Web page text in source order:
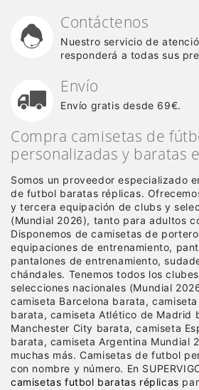
Contáctenos
Nuestro servicio de
responderá a todas sus
Envío
Envío gratis desde 69€.
Compra camisetas de
personalizadas y baratas
Somos un proveedor especializado
de futbol baratas réplicas.
y tercera equipación de clubs y
(Mundial 2026), tanto para adultos
Disponemos de camisetas de
equipaciones de entrenamiento,
pantalones de entrenamiento,
chándales. Tenemos todos los
selecciones nacionales (Mundial
camiseta Barcelona barata,
barata, camiseta Atlético de Madrid
Manchester City barata, camiseta
barata, camiseta Argentina Mundial
muchas más. Camisetas de futbol
con nombre y número. En
camisetas futbol baratas réplicas